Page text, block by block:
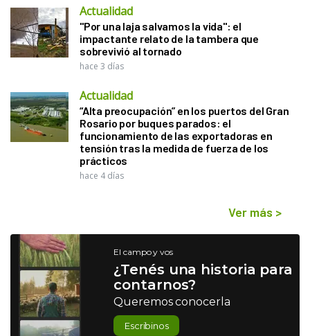
Actualidad
"Por una laja salvamos la vida": el
impactante relato de la tambera que
sobrevivió al tornado
hace 3 días
Actualidad
“Alta preocupación” en los puertos del Gran
Rosario por buques parados: el
funcionamiento de las exportadoras en
tensión tras la medida de fuerza de los
prácticos
hace 4 días
Ver más >
El campo y vos
¿Tenés una historia para
contarnos?
Queremos conocerla
Escribinos